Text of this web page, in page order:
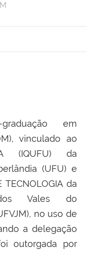
em
vinculado ao
(IQUFU) da
(UFU) e
TECNOLOGIA da
Vales do
no uso de
a delegação
outorgada por